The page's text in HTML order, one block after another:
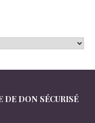
DE DON SÉCURISÉ